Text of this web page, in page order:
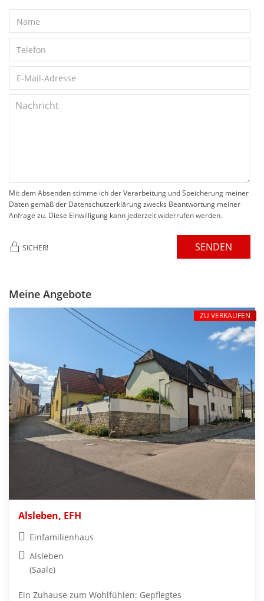
Mit dem Absenden stimme ich der Verarbeitung und Speicherung meiner
Daten gemäß der Datenschutzerklärung zwecks Beantwortung meiner
Anfrage zu. Diese Einwilligung kann jederzeit widerrufen werden.
SICHER! SENDEN
Meine Angebote
Alsleben, EFH
Einfamilienhaus
Alsleben
(Saale)
Ein Zuhause zum Wohlfühlen: Gepflegtes
ZU VERKAUFEN